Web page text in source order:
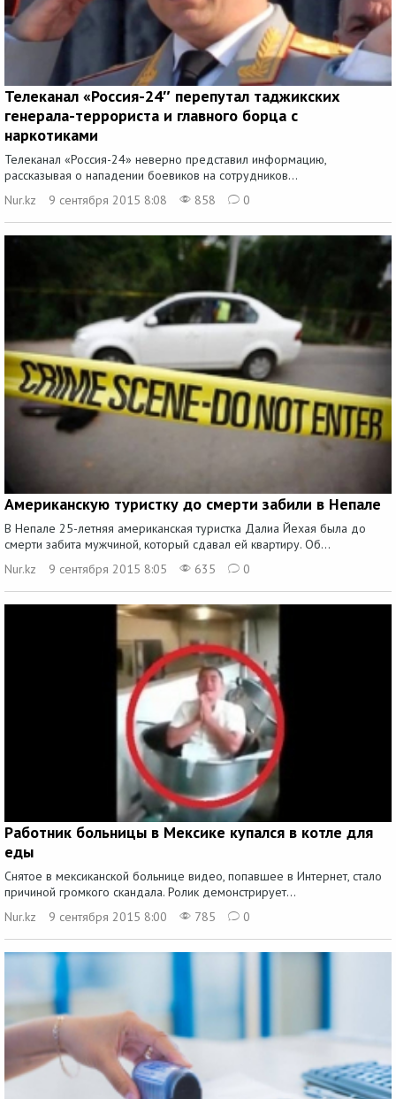
Телеканал «Россия-24″ перепутал таджикских
генерала-террориста и главного борца с
наркотиками
Телеканал «Россия-24» неверно представил информацию,
рассказывая о нападении боевиков на сотрудников...
Nur.kz
9 сентября 2015 8:08 858 0
Американскую туристку до смерти забили в Непале
В Непале 25-летняя американская туристка Далиа Йехая была до
смерти забита мужчиной, который сдавал ей квартиру. Об...
Nur.kz
9 сентября 2015 8:05 635 0
Работник больницы в Мексике купался в котле для
еды
Снятое в мексиканской больнице видео, попавшее в Интернет, стало
причиной громкого скандала. Ролик демонстрирует...
Nur.kz
9 сентября 2015 8:00 785 0